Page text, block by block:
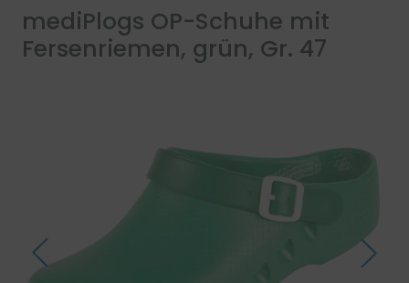
mediPlogs OP-Schuhe mit
Fersenriemen, grün, Gr. 47